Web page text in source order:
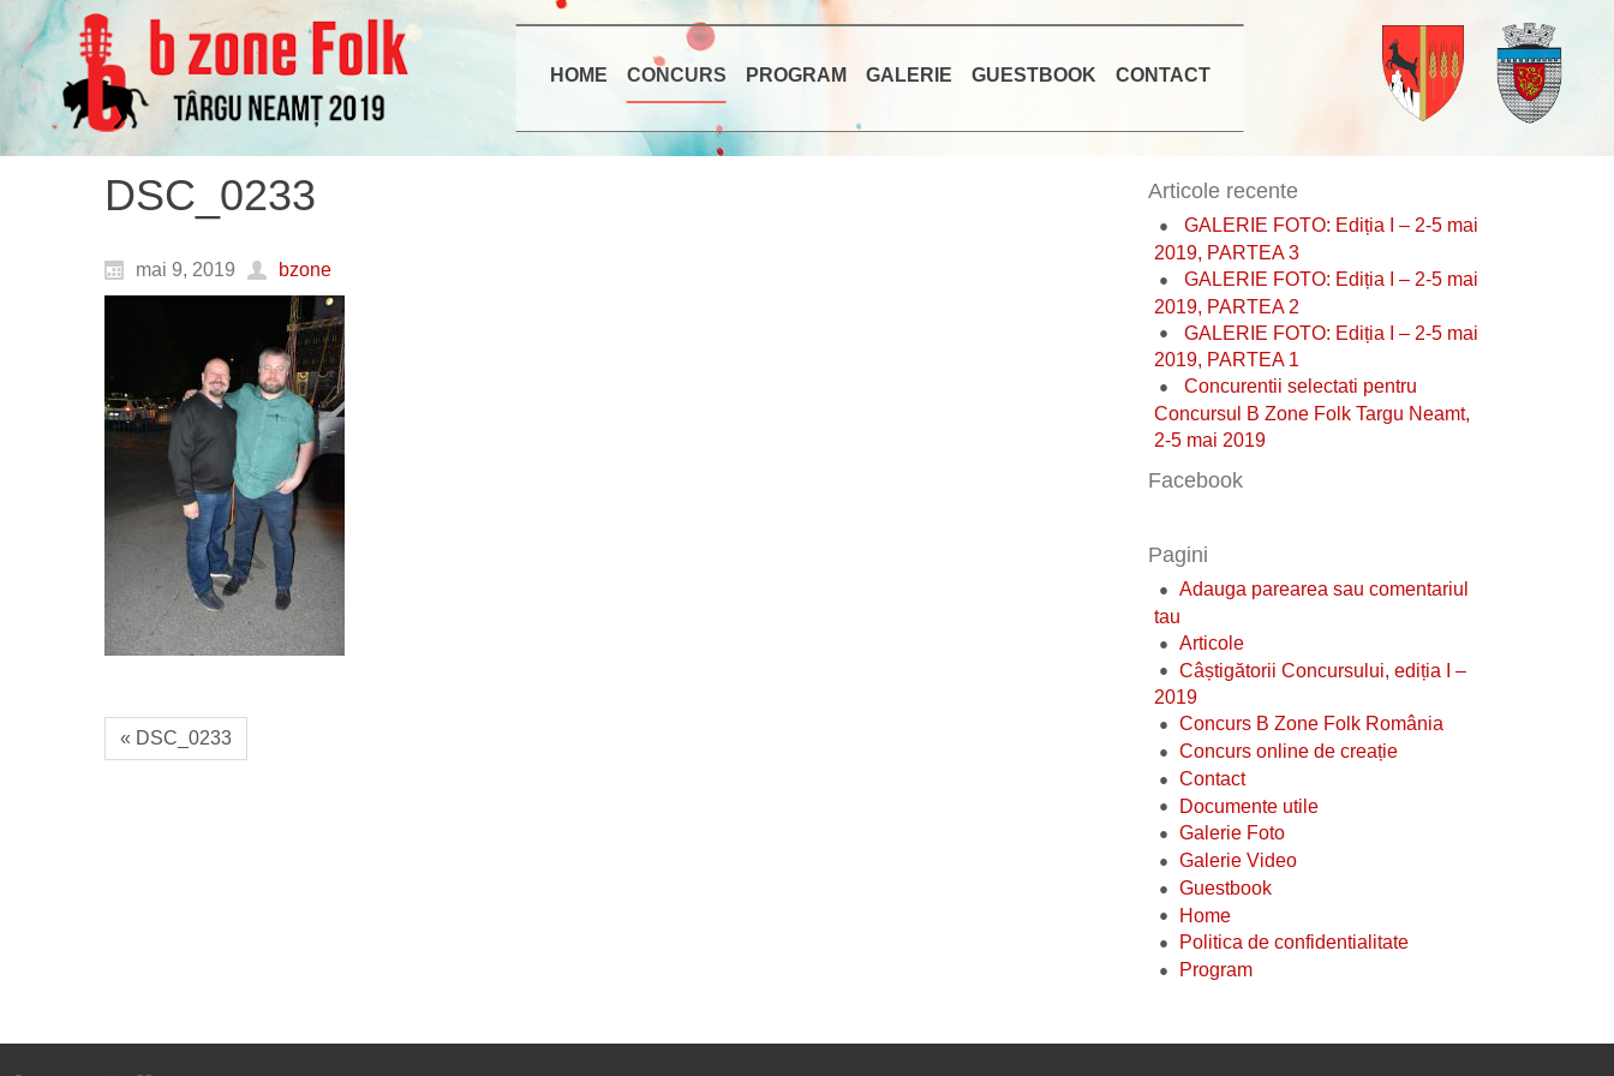
HOME CONCURS PROGRAM GALERIE GUESTBOOK CONTACT
DSC_0233
mai 9, 2019 bzone
« DSC_0233
Articole recente
GALERIE FOTO: Ediția I – 2-5 mai
2019, PARTEA 3
GALERIE FOTO: Ediția I – 2-5 mai
2019, PARTEA 2
GALERIE FOTO: Ediția I – 2-5 mai
2019, PARTEA 1
Concurentii selectati pentru
Concursul B Zone Folk Targu Neamt,
2-5 mai 2019
Facebook
Pagini
Adauga parearea sau comentariul
tau
Articole
Câștigătorii Concursului, ediția I –
2019
Concurs B Zone Folk România
Concurs online de creație
Contact
Documente utile
Galerie Foto
Galerie Video
Guestbook
Home
Politica de confidentialitate
Program